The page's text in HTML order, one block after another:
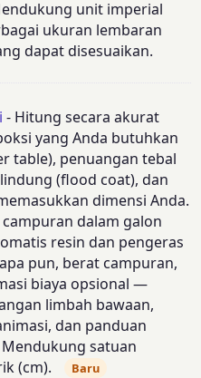
unit imperial
ukuran lembaran
dapat disesuaikan.
- Hitung secara akurat
yang Anda butuhkan
table), penuangan tebal
(flood coat), dan
dimensi Anda.
dalam galon
resin dan pengeras
pun, berat campuran,
biaya opsional —
limbah bawaan,
dan panduan
satuan
(cm).
Baru